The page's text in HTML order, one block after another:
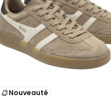
Nouveauté